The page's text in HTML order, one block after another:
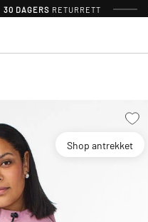
30 DAGERS RETURRETT
Shop antrekket